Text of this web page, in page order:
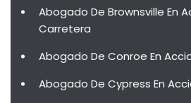
Abogado De Brownsville En
Carretera
Abogado De Conroe En
Abogado De Cypress En